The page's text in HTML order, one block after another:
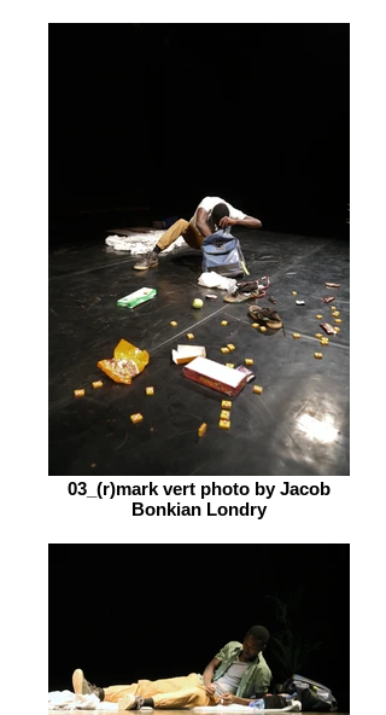
03_(r)mark vert photo by Jacob
Bonkian Londry